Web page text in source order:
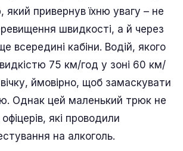
який привернув їхню увагу – не
швидкості, а й через
всередині кабіни. Водій, якого
75 км/год у зоні 60 км/
ймовірно, щоб замаскувати
Однак цей маленький трюк не
які проводили
на алкоголь.